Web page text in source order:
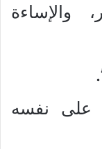
والإساءة
على نفسه